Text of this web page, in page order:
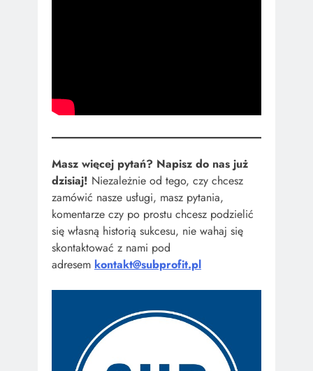
Masz więcej pytań? Napisz do nas już
dzisiaj! Niezależnie od tego, czy chcesz
zamówić nasze usługi, masz pytania,
komentarze czy po prostu chcesz podzielić
się własną historią sukcesu, nie wahaj się
skontaktować z nami pod
adresem kontakt@subprofit.pl